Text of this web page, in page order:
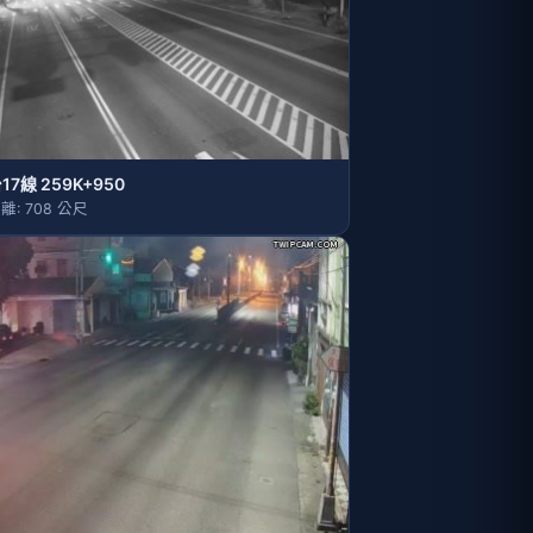
線 259K+950
: 708 公尺